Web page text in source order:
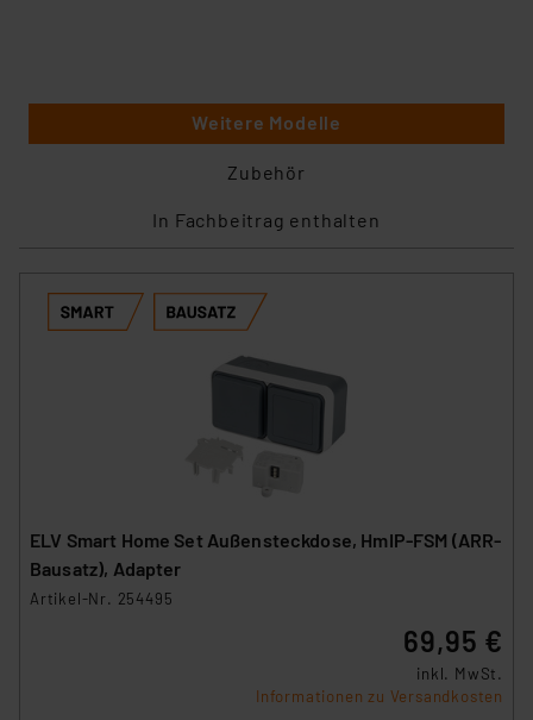
Weitere Modelle
Zubehör
In Fachbeitrag enthalten
ELV Smart Home Set Außensteckdose, HmIP-FSM (ARR-
Bausatz), Adapter
Artikel-Nr. 254495
69,95 €
inkl. MwSt.
Informationen zu Versandkosten